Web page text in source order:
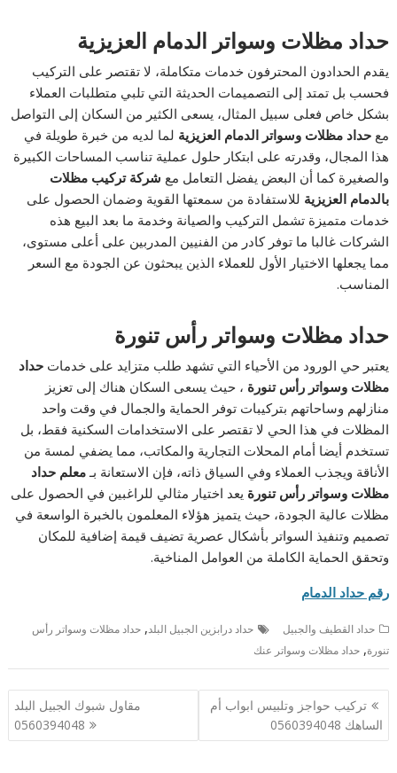
حداد مظلات وسواتر الدمام العزيزية
يقدم الحدادون المحترفون خدمات متكاملة، لا تقتصر على التركيب
فحسب بل تمتد إلى التصميمات الحديثة التي تلبي متطلبات العملاء
بشكل خاص فعلى سبيل المثال، يسعى الكثير من السكان إلى التواصل
معحداد مظلات وسواتر الدمام العزيزية لما لديه من خبرة طويلة في
هذا المجال، وقدرته على ابتكار حلول عملية تناسب المساحات الكبيرة
والصغيرة كما أن البعض يفضل التعامل مع شركة تركيب مظلات
بالدمام العزيزية للاستفادة من سمعتها القوية وضمان الحصول على
خدمات متميزة تشمل التركيب والصيانة وخدمة ما بعد البيع هذه
الشركات غالبا ما توفر كادر من الفنيين المدربين على أعلى مستوى،
مما يجعلها الاختيار الأول للعملاء الذين يبحثون عن الجودة مع السعر
المناسب.
حداد مظلات وسواتر رأس تنورة
يعتبر حي الورود من الأحياء التي تشهد طلب متزايد على خدماتحداد
مظلات وسواتر رأس تنورة ، حيث يسعى السكان هناك إلى تعزيز
منازلهم وساحاتهم بتركيبات توفر الحماية والجمال في وقت واحد
المظلات في هذا الحي لا تقتصر على الاستخدامات السكنية فقط، بل
تستخدم أيضا أمام المحلات التجارية والمكاتب، مما يضفي لمسة من
الأناقة ويجذب العملاء وفي السياق ذاته، فإن الاستعانة بـمعلم حداد
مظلات وسواتر رأس تنورة يعد اختيار مثالي للراغبين في الحصول على
مظلات عالية الجودة، حيث يتميز هؤلاء المعلمون بالخبرة الواسعة في
تصميم وتنفيذ السواتر بأشكال عصرية تضيف قيمة إضافية للمكان
وتحقق الحماية الكاملة من العوامل المناخية.
رقم حداد الدمام
حداد القطيف والجبيل حداد درابزين الجبيل البلد,حداد مظلات وسواتر رأس
تنورة,حداد مظلات وسواتر عنك
تصفّح
المقالات
تركيب حواجز وتلبيس ابواب أم
الساهك 0560394048
مقاول شبوك الجبيل البلد
0560394048